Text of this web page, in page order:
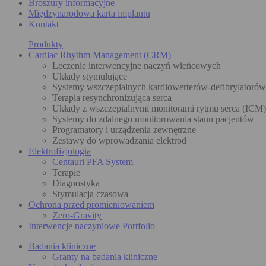
Broszury informacyjne
Międzynarodowa karta implantu
Kontakt
Produkty
Cardiac Rhythm Management (CRM)
Leczenie interwencyjne naczyń wieńcowych
Układy stymulujące
Systemy wszczepialnych kardiowerterów-
Terapia resynchronizująca serca
Układy z wszczepialnymi monitorami rytmu serca (ICM)
Systemy do zdalnego monitorowania stanu pacjentów
Programatory i urządzenia zewnętrzne
Zestawy do wprowadzania elektrod
Elektrofizjologia
Centauri PFA System
Terapie
Diagnostyka
Stymulacja czasowa
Ochrona przed promieniowaniem
Zero-Gravity
Interwencje naczyniowe Portfolio
Badania kliniczne
Granty na badania kliniczne